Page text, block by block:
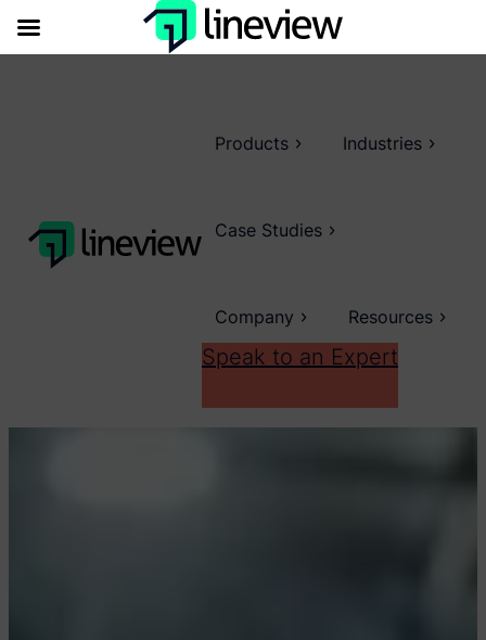
Products Industries
Case Studies
Company Resources
Speak to an Expert